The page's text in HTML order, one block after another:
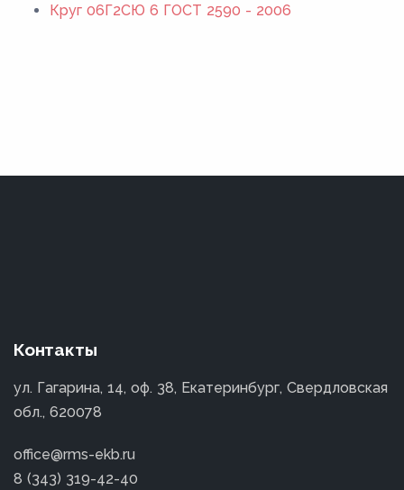
Круг 06Г2СЮ 6 ГОСТ 2590 - 2006
Контакты
ул. Гагарина, 14, оф. 38, Екатеринбург, Свердловская
обл., 620078
office@rms-ekb.ru
8 (343) 319-42-40